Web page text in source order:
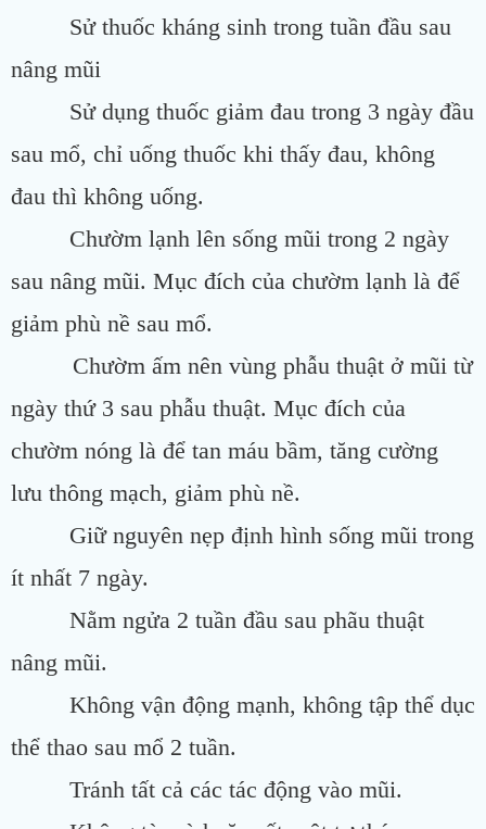
Sử thuốc kháng sinh trong tuần đầu sau
nâng mũi
Sử dụng thuốc giảm đau trong 3 ngày đầu
sau mổ, chỉ uống thuốc khi thấy đau, không
đau thì không uống.
Chườm lạnh lên sống mũi trong 2 ngày
sau nâng mũi. Mục đích của chườm lạnh là để
giảm phù nề sau mổ.
Chườm ấm nên vùng phẫu thuật ở mũi từ
ngày thứ 3 sau phẫu thuật. Mục đích của
chườm nóng là để tan máu bầm, tăng cường
lưu thông mạch, giảm phù nề.
Giữ nguyên nẹp định hình sống mũi trong
ít nhất 7 ngày.
Nằm ngửa 2 tuần đầu sau phãu thuật
nâng mũi.
Không vận động mạnh, không tập thể dục
thể thao sau mổ 2 tuần.
Tránh tất cả các tác động vào mũi.